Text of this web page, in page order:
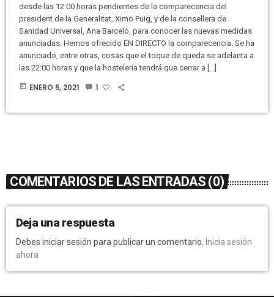
desde las 12:00 horas pendientes de la comparecencia del
president de la Generalitat, Ximo Puig, y de la consellera de
Sanidad Universal, Ana Barceló, para conocer las nuevas medidas
anunciadas. Hemos ofrecido EN DIRECTO la comparecencia. Se ha
anunciado, entre otras, cosas que el toque de queda se adelanta a
las 22:00 horas y que la hostelería tendrá que cerrar a […]
today ENERO 5, 2021 1
COMENTARIOS DE LAS ENTRADAS (0)
Deja una respuesta
Debes iniciar sesión para publicar un comentario.
Inicia sesión
ahora